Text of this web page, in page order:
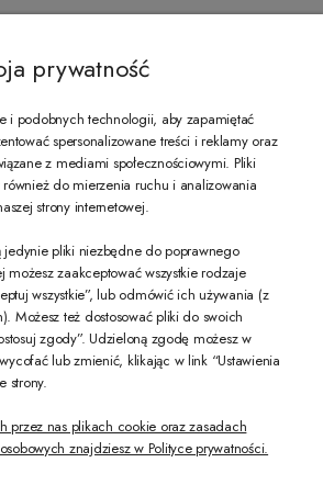
na zeccoro.pl Gdy zapiszesz się do naszego
zgodnie z nasząpolityką prywatności
PEŁNĄ WERSJĘ STRONY
prywatność
i podobnych technologii, aby zapamiętać
spersonalizowane treści i reklamy oraz
z mediami społecznościowymi. Pliki
do mierzenia ruchu i analizowania
strony internetowej.
jedynie pliki niezbędne do poprawnego
możesz zaakceptować wszystkie rodzaje
wszystkie”, lub odmówić ich używania (z
Możesz też dostosować pliki do swoich
zgody”. Udzieloną zgodę możesz w
lub zmienić, klikając w link “Ustawienia
strony.
przez nas plikach cookie oraz zasadach
znajdziesz w Polityce prywatności.